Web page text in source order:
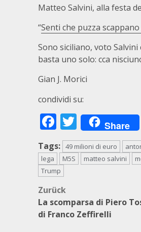
Matteo Salvini, alla festa
“Senti che puzza
Sono siciliano, voto
basta uno solo: cca
Gian J. Morici
condividi su:
Facebook
Twitter
Share
Tags: 49 milioni di euro
lega
M5S matteo salvini
Trump
Zurück
La scomparsa di Piero
di Franco Zeffirelli